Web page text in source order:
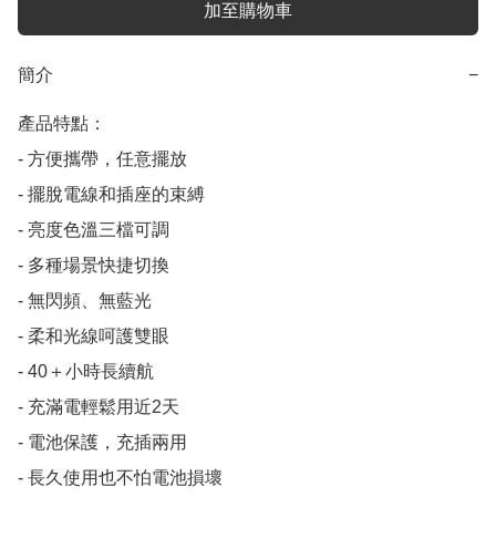
加至購物車
簡介 −
產品特點：
- 方便攜帶，任意擺放
- 擺脫電線和插座的束縛
- 亮度色溫三檔可調
- 多種場景快捷切換
- 無閃頻、無藍光
- 柔和光線呵護雙眼
- 40＋小時長續航
- 充滿電輕鬆用近2天
- 電池保護，充插兩用
- 長久使用也不怕電池損壞